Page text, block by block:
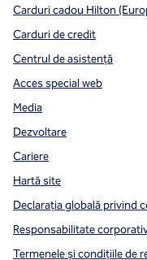
Carduri cadou Hilton
Carduri de credit
Centrul de asistență
Acces special web
Media
Dezvoltare
Cariere
Hartă site
Declarația globală privind
Responsabilitate
Termenele și condițiile de